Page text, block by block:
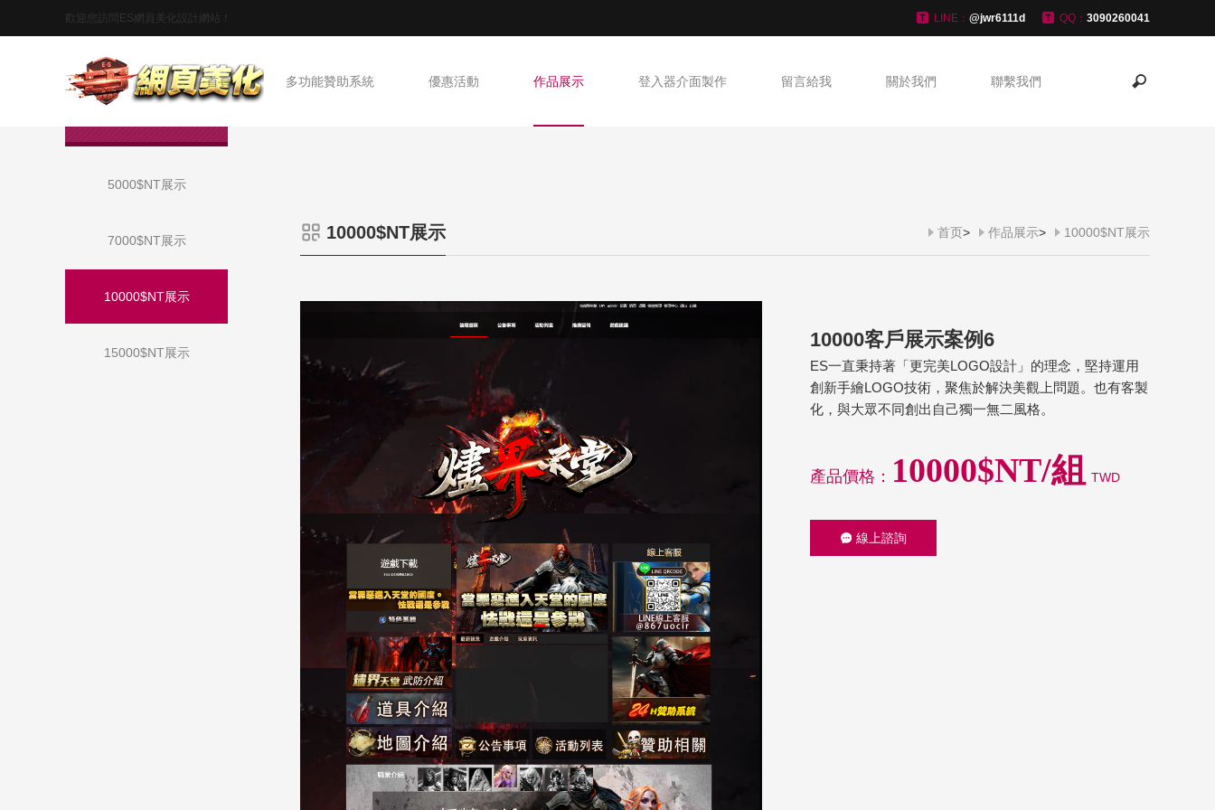
歡迎您訪問ES網頁美化設計網站！ LINE： @jwr6111d QQ： 3090260041
首頁 多功能贊助系統 優惠活動 作品展示 登入器介面製作 留言給我 關於我們 聯繫我們
5000$NT展示
7000$NT展示
10000$NT展示
15000$NT展示
10000$NT展示 首页> 作品展示> 10000$NT展示
10000客戶展示案例6
ES一直秉持著「更完美LOGO設計」的理念，堅持運用
創新手繪LOGO技術，聚焦於解決美觀上問題。也有客製
化，與大眾不同創出自己獨一無二風格。
產品價格： 10000$NT/組 TWD
線上諮詢